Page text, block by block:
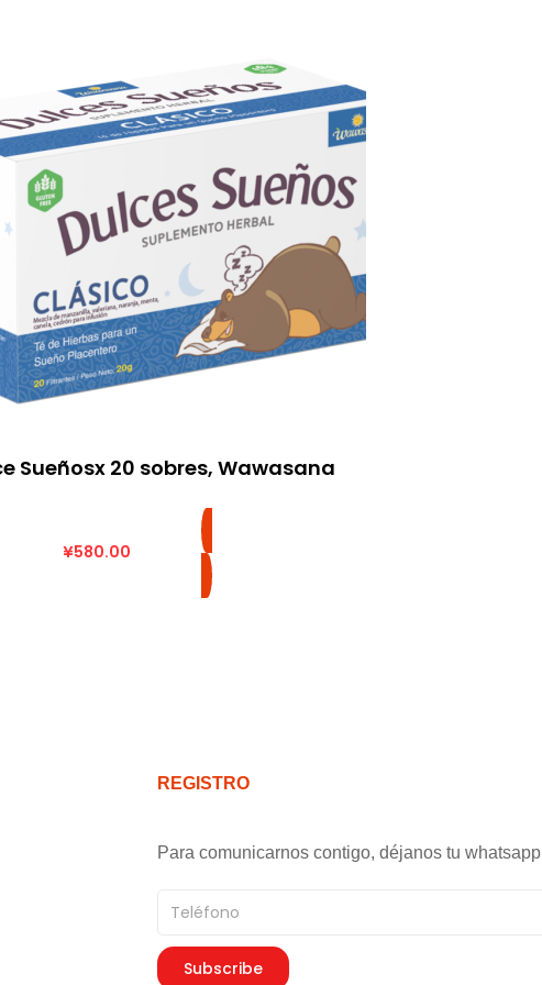
Sueñosx 20 sobres, Wawasana
¥580.00
REGISTRO
Para comunicarnos contigo, déjanos tu whatsapp
Teléfono
Subscribe